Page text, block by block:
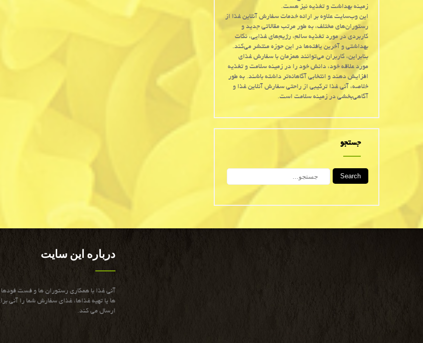
زمینه بهداشت و تغذیه نیز هست.
این وب‌سایت علاوه بر ارائه خدمات سفارش آنلاین غذا از
رستوران‌های مختلف، به طور مرتب مقالاتی جدید و
کاربردی در مورد تغذیه سالم، رژیم‌های غذایی، نکات
بهداشتی و آخرین یافته‌ها در این حوزه منتشر می‌کند.
بنابراین، کاربران می‌توانند همزمان با سفارش غذای
مورد علاقه خود، دانش خود را در زمینه سلامت و تغذیه
افزایش دهند و انتخابی آگاهانه‌تر داشته باشند. به طور
خلاصه، آنی غذا ترکیبی از راحتی سفارش آنلاین غذا و
آگاهی‌بخشی در زمینه سلامت است.
جستجو
Search
درباره این سایت
آنی غذا با همكاری رستوران ها و فست
ها یا تهیه غذاها، غذای سفارش شما را آنی
ارسال می كند.